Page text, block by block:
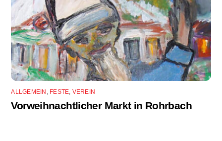
ALLGEMEIN FESTE VEREIN
Vorweihnachtlicher Markt in Rohrbach